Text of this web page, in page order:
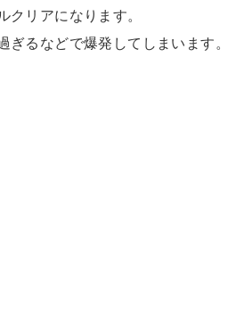
リアになります。
るなどで爆発してしまいます。